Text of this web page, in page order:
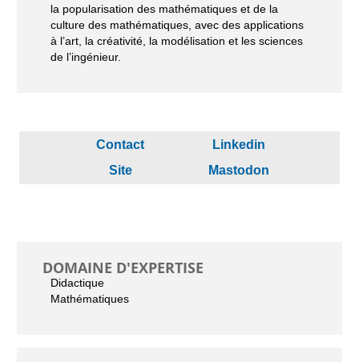
la popularisation des mathématiques et de la
culture des mathématiques, avec des applications
à l’art, la créativité, la modélisation et les sciences
de l’ingénieur.
Contact
Linkedin
Site
Mastodon
DOMAINE D'EXPERTISE
Didactique
Mathématiques